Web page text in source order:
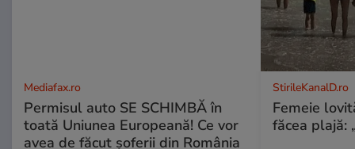
Mediafax.ro
Permisul auto SE SCHIMBĂ în
toată Uniunea Europeană! Ce vor
avea de făcut șoferii din România
StirileKanalD.ro
Femeie
făcea plajă: